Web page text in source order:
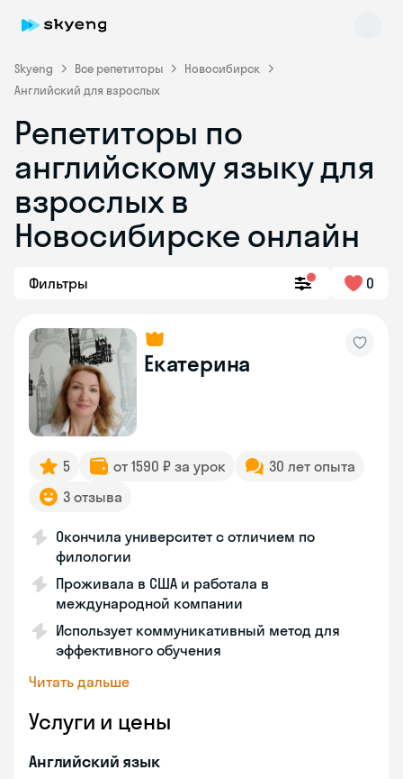
Skyeng Все репетиторы
Новосибирск
Английский для взрослых
Репетиторы по
английскому языку для
взрослых в
Новосибирске онлайн
Фильтры 0
Екатерина
5 от 1590 ₽ за урок
30 лет опыта
3 отзыва
Окончила университет с отличием по
филологии
Проживала в США и работала в
международной компании
Использует коммуникативный метод для
эффективного обучения
Читать дальше
Услуги и цены
Английский язык
Skyeng Chat